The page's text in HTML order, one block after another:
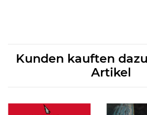
Kunden kauften
Artikel